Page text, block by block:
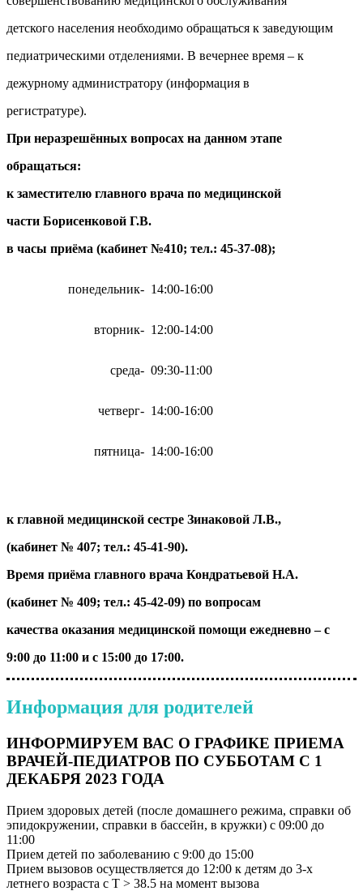
детского населения необходимо обращаться к заведующим
педиатрическими отделениями. В вечернее время – к
дежурному администратору (информация в
регистратуре).
При неразрешённых вопросах на данном этапе
обращаться:
к заместителю главного врача по медицинской
части Борисенковой Г.В.
в часы приёма (кабинет №410; тел.: 45-37-08);
понедельник- 14:00-16:00
вторник- 12:00-14:00
среда- 09:30-11:00
четверг- 14:00-16:00
пятница- 14:00-16:00
к главной медицинской сестре Зинаковой Л.В.,
(кабинет № 407; тел.: 45-41-90).
Время приёма главного врача Кондратьевой Н.А.
(кабинет № 409; тел.: 45-42-09) по вопросам
качества оказания медицинской помощи ежедневно – с
9:00 до 11:00 и с 15:00 до 17:00.
Информация для родителей
ИНФОРМИРУЕМ ВАС О ГРАФИКЕ ПРИЕМА
ВРАЧЕЙ-ПЕДИАТРОВ ПО СУББОТАМ С 1
ДЕКАБРЯ 2023 ГОДА
Прием здоровых детей (после домашнего режима, справки об
эпидокружении, справки в бассейн, в кружки) с 09:00 до
11:00
Прием детей по заболеванию с 9:00 до 15:00
Прием вызовов осуществляется до 12:00 к детям до 3-х
летнего возраста с T > 38.5 на момент вызова